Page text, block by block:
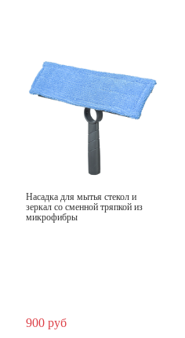
Насадка для мытья стекол и
зеркал со сменной тряпкой из
микрофибры
900 руб